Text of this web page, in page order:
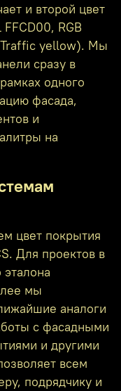
и второй цвет
RGB
Traffic yellow). Мы
сразу в
одного
фасада,
и
на
цвет покрытия
Для проектов в
эталона
мы
аналоги
с фасадными
и другими
всем
подрядчику и